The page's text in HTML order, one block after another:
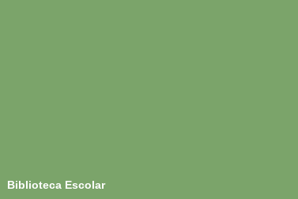
Biblioteca Escolar